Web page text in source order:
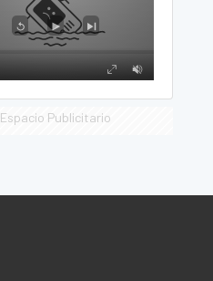
Espacio Publicitario